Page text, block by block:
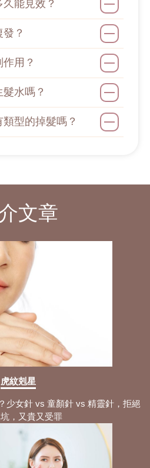
能見效？
？
用？
水嗎？
型的掉髮嗎？
文章
虎紋剋星
少女針 vs 童顏針 vs 精靈針，拒絕
，又貴又受罪